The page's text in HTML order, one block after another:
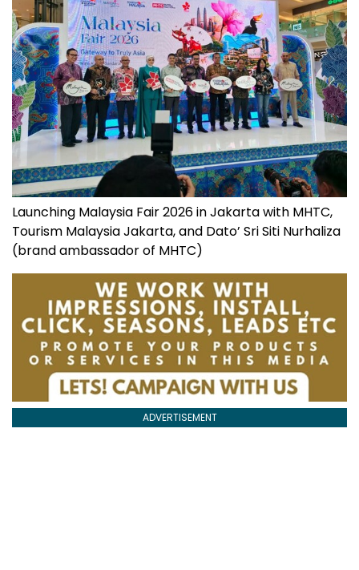
Launching Malaysia Fair 2026 in Jakarta with MHTC,
Tourism Malaysia Jakarta, and Dato’ Sri Siti Nurhaliza
(brand ambassador of MHTC)
ADVERTISEMENT